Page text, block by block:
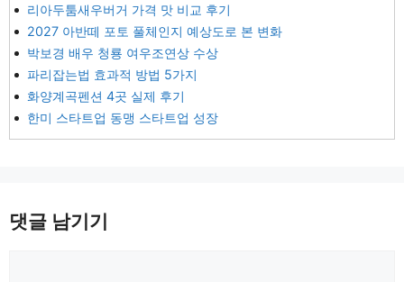
리아두툼새우버거 가격 맛 비교 후기
2027 아반떼 포토 풀체인지 예상도로 본 변화
박보경 배우 청룡 여우조연상 수상
파리잡는법 효과적 방법 5가지
화양계곡펜션 4곳 실제 후기
한미 스타트업 동맹 스타트업 성장
댓글 남기기